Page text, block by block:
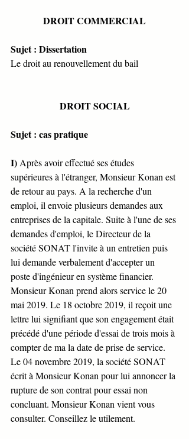
DROIT COMMERCIAL
Sujet : Dissertation
Le droit au renouvellement du bail
DROIT SOCIAL
Sujet : cas pratique
I) Après avoir effectué ses études
supérieures à l'étranger, Monsieur Konan est
de retour au pays. A la recherche d'un
emploi, il envoie plusieurs demandes aux
entreprises de la capitale. Suite à l'une de ses
demandes d'emploi, le Directeur de la
société SONAT l'invite à un entretien puis
lui demande verbalement d'accepter un
poste d'ingénieur en système financier.
Monsieur Konan prend alors service le 20
mai 2019. Le 18 octobre 2019, il reçoit une
lettre lui signifiant que son engagement était
précédé d'une période d'essai de trois mois à
compter de ma la date de prise de service.
Le 04 novembre 2019, la société SONAT
écrit à Monsieur Konan pour lui annoncer la
rupture de son contrat pour essai non
concluant. Monsieur Konan vient vous
consulter. Conseillez le utilement.